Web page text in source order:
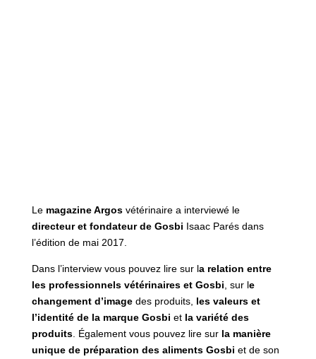
Le magazine Argosvétérinaire a interviewé le
directeur et fondateur de Gosbi Isaac Parés dans
l’édition de mai 2017.
Dans l’interview vous pouvez lire sur la relation entre
les professionnels vétérinaires et Gosbi , sur le
changement d’imagedes produits, les valeurs et
l’identité de la marque Gosbi et la variété des
produits. Également vous pouvez lire sur la manière
unique de préparation des aliments Gosbi et de son